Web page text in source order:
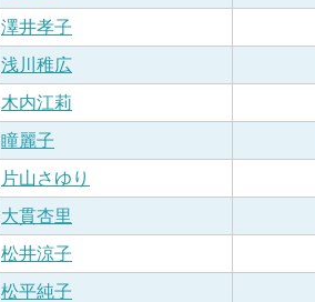
澤井孝子
浅川稚広
木内江莉
瞳麗子
片山さゆり
大貫杏里
松井涼子
松平純子